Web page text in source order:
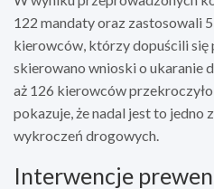
122 mandaty oraz zastosowali
kierowców, którzy dopuścili się
skierowano wnioski o ukaranie
aż 126 kierowców
pokazuje, że nadal jest to jedno
wykroczeń drogowych.
Interwencje